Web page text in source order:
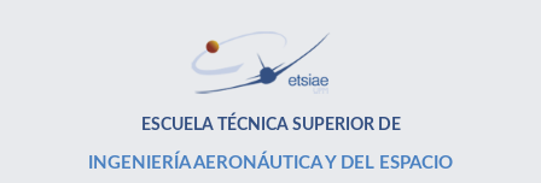
ESCUELA TÉCNICA SUPERIOR DE
INGENIERÍA AERONÁUTICA Y DEL ESPACIO